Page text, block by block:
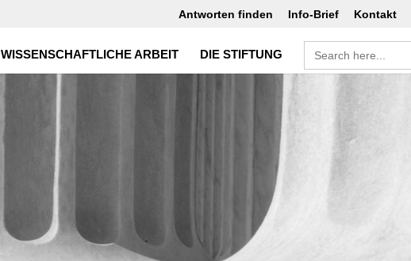
Antworten finden Info-Brief Kontakt
WISSENSCHAFTLICHE ARBEIT DIE STIFTUNG
Search
for: